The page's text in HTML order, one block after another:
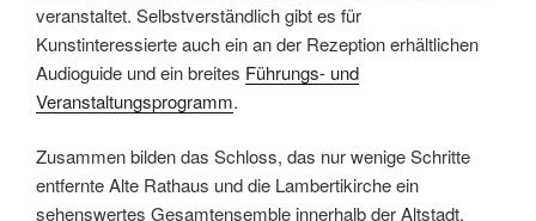
veranstaltet. Selbstverständlich gibt es für
Kunstinteressierte auch ein an der Rezeption erhältlichen
Audioguide und ein breites Führungs- und
Veranstaltungsprogramm.
Zusammen bilden das Schloss, das nur wenige Schritte
entfernte Alte Rathaus und die Lambertikirche ein
sehenswertes Gesamtensemble innerhalb der Altstadt.